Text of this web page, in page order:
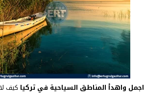
اجمل واهدأ المناطق السياحية في تركيا كيف